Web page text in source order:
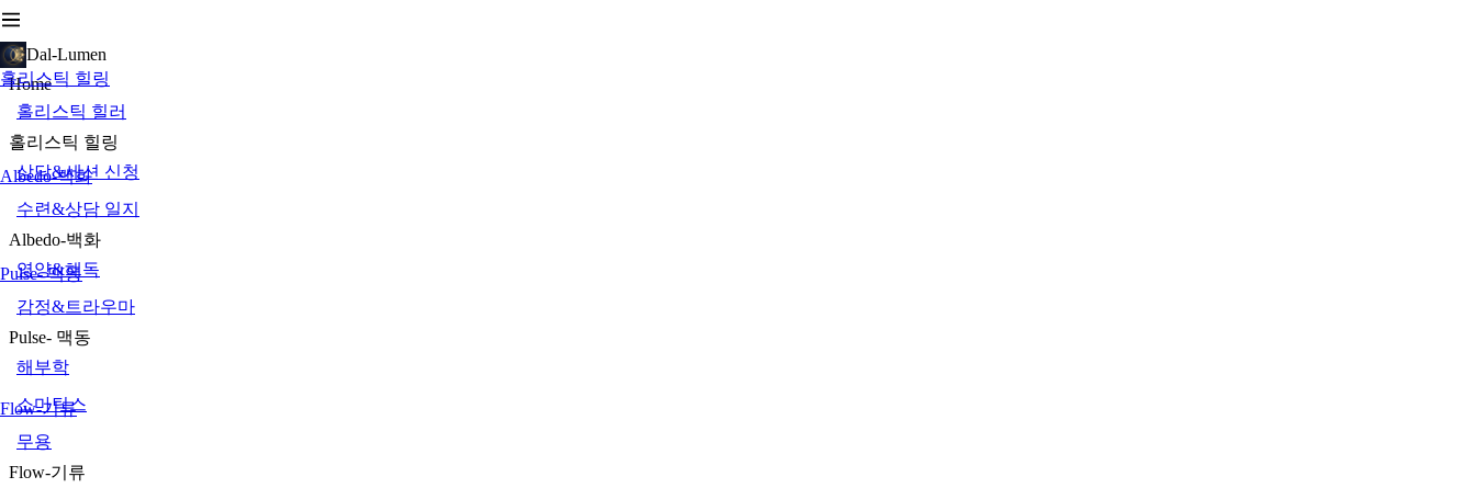
Dal-Lumen
홀리스틱 힐링
Albedo-백화
Pulse- 맥동
Flow-기류
Home
홀리스틱 힐러
홀리스틱 힐링
상담&세션 신청
수련&상담 일지
Albedo-백화
영양&해독
감정&트라우마
Pulse- 맥동
해부학
소마틱스
무용
Flow-기류